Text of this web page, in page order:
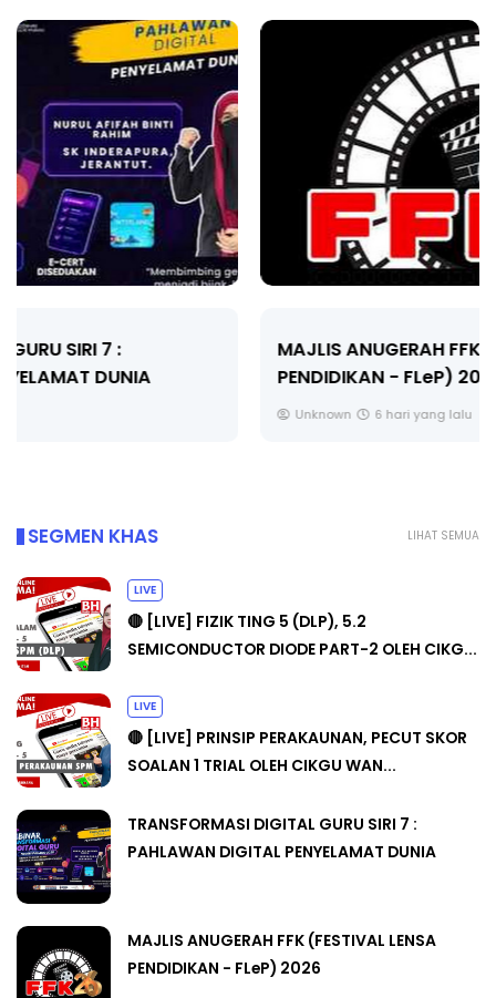
MAJLIS ANUGERAH FFK (FESTIVAL LENSA
PENDIDIKAN - FLeP) 2026
LIHAT SEMUA
SEGMEN KHAS
LIVE
🔴 [LIVE] FIZIK TING 5 (DLP), 5.2
SEMICONDUCTOR DIODE PART-2 OLEH CIKG...
LIVE
🔴 [LIVE] PRINSIP PERAKAUNAN, PECUT SKOR
SOALAN 1 TRIAL OLEH CIKGU WAN...
TRANSFORMASI DIGITAL GURU SIRI 7 :
PAHLAWAN DIGITAL PENYELAMAT DUNIA
MAJLIS ANUGERAH FFK (FESTIVAL LENSA
PENDIDIKAN - FLeP) 2026